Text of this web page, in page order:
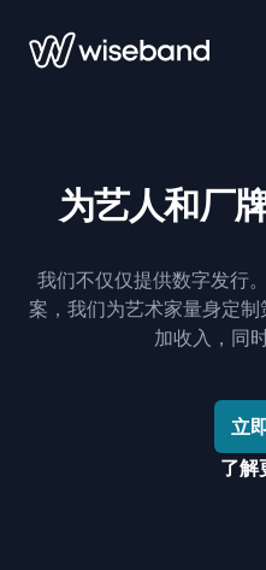
为艺人和厂
我们不仅仅提供数字发行
案，我们为艺术家量身定
加收入，同
立
了解